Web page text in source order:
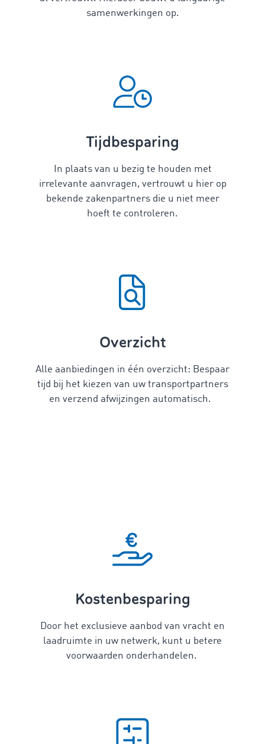
samenwerkingen op.
Tijdbesparing
In plaats van u bezig te houden met
irrelevante aanvragen, vertrouwt u hier op
bekende zakenpartners die u niet meer
hoeft te controleren.
Overzicht
Alle aanbiedingen in één overzicht: Bespaar
tijd bij het kiezen van uw transportpartners
en verzend afwijzingen automatisch.
Kostenbesparing
Door het exclusieve aanbod van vracht en
laadruimte in uw netwerk, kunt u betere
voorwaarden onderhandelen.